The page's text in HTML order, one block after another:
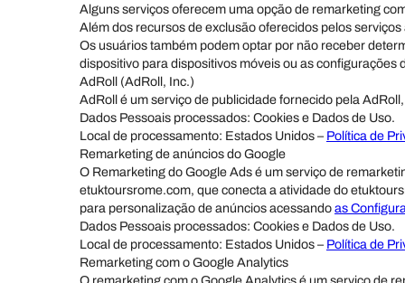
Alguns serviços oferecem uma opção de remarketing
Além dos recursos de exclusão oferecidos pelos
Os usuários também podem optar por não receber
dispositivo para dispositivos móveis ou as configurações
AdRoll (AdRoll, Inc.)
AdRoll é um serviço de publicidade fornecido pela
Dados Pessoais processados: Cookies e Dados de Uso.
Local de processamento: Estados Unidos – Política de
Remarketing de anúncios do Google
O Remarketing do Google Ads é um serviço de
etuktoursrome.com, que conecta a atividade do
para personalização de anúncios acessandoas
Dados Pessoais processados: Cookies e Dados de Uso.
Local de processamento: Estados Unidos – Política de
Remarketing com o Google Analytics
O remarketing com o Google Analytics é um serviço de